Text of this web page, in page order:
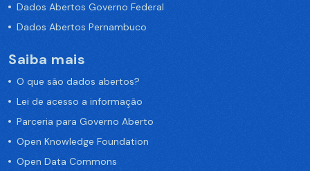
Dados Abertos Governo Federal
Dados Abertos Pernambuco
Saiba mais
O que são dados abertos?
Lei de acesso a informação
Parceria para Governo Aberto
Open Knowledge Foundation
Open Data Commons